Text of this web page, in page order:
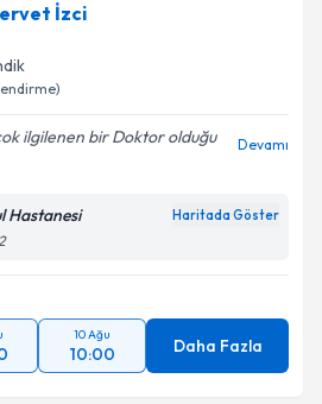
İzci
ilgilenen bir Doktor olduğu
Devamı
Hastanesi Haritada Göster
10 Ağu
10:00 Daha Fazla